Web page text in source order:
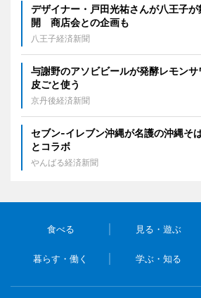
デザイナー・戸田光祐さんが八王子
開 商店会との企画も
八王子経済新聞
与謝野のアソビビールが発酵レモン
皮ごと使う
京丹後経済新聞
セブン‐イレブン沖縄が名護の沖縄そ
とコラボ
やんばる経済新聞
食べる 見る・遊ぶ
暮らす・働く 学ぶ・知る